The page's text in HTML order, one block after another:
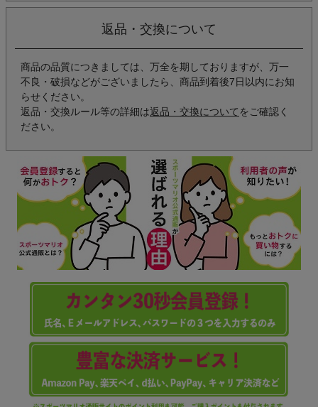
返品・交換について
商品の品質につきましては、万全を期しておりますが、万一
不良・破損などがございましたら、商品到着後7日以内にお知
らせください。
返品・交換ルール等の詳細は返品・交換について をご確認く
ださい。